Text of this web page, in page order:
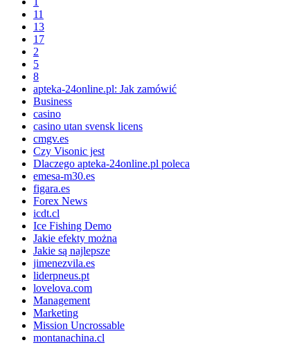
11
13
17
2
5
8
apteka-24online.pl: Jak zamówić
Business
casino
casino utan svensk licens
cmgv.es
Czy Visonic jest
Dlaczego apteka-24online.pl poleca
emesa-m30.es
figara.es
Forex News
icdt.cl
Ice Fishing Demo
Jakie efekty można
Jakie są najlepsze
jimenezvila.es
liderpneus.pt
lovelova.com
Management
Marketing
Mission Uncrossable
montanachina.cl